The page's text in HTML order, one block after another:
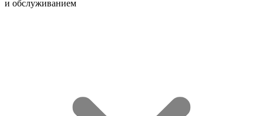
и обслуживанием